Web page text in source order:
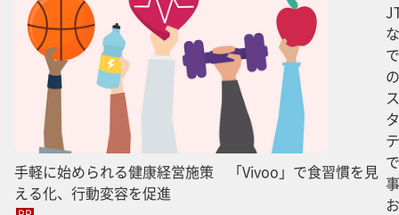
手軽に始められる健康経営施策 「Vivoo」で食習慣を見
える化、行動変容を促進